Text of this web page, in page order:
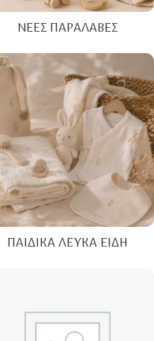
ΝΈΕΣ ΠΑΡΑΛΑΒΈΣ
ΠΑΙΔΙΚΆ ΛΕΥΚΆ ΕΊΔΗ